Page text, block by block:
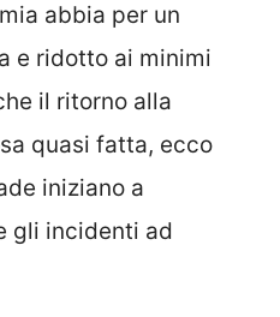
abbia per un
e ridotto ai minimi
il ritorno alla
quasi fatta, ecco
iniziano a
gli incidenti ad